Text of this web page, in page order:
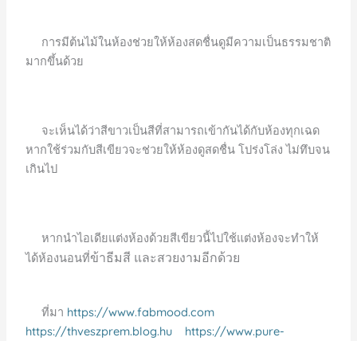
การมีต้นไม้ในห้องช่วยให้ห้องสดชื่นดูมีความเป็นธรรมชาติ
มากขึ้นด้วย
จะเห็นได้ว่าสีขาวเป็นสีที่สามารถเข้ากันได้กับห้องทุกเฉด
หากใช้ร่วมกับสีเขียวจะช่วยให้ห้องดูสดชื่น โปร่งโล่ง ไม่ทึบจน
เกินไป
หากนำไอเดียแต่งห้องด้วยสีเขียวนี้ไปใช้แต่งห้องจะทำให้
ได้ห้องนอนที่ข้าธีมสี และสวยงามอีกด้วย
ที่มา https://www.fabmood.com
https://thveszprem.blog.hu
https://www.pure-